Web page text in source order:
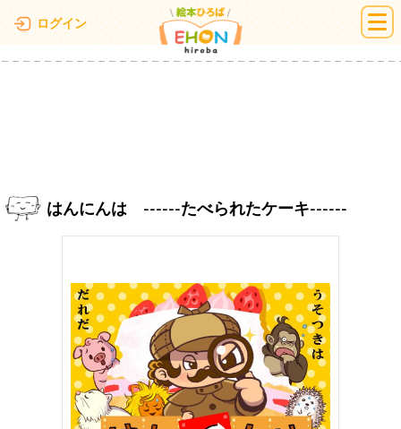
ログイン 絵本ひろば
はんにんは ------たべられたケーキ------